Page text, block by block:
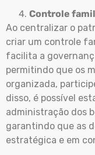
Controle
Ao centralizar o
criar um controle
facilita a
permitindo que os
organizada,
disso, é possível
administração dos
garantindo que as
estratégica e em